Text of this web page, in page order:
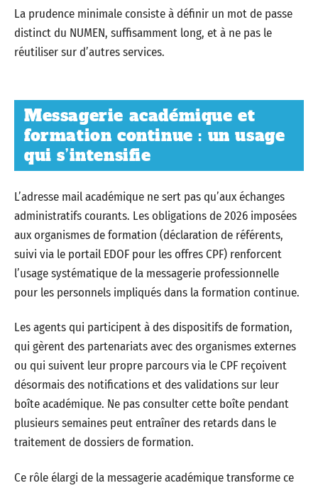
La prudence minimale consiste à définir un mot de passe
distinct du NUMEN, suffisamment long, et à ne pas le
réutiliser sur d’autres services.
Messagerie académique et
formation continue : un usage
qui s’intensifie
L’adresse mail académique ne sert pas qu’aux échanges
administratifs courants. Les obligations de 2026 imposées
aux organismes de formation (déclaration de référents,
suivi via le portail EDOF pour les offres CPF) renforcent
l’usage systématique de la messagerie professionnelle
pour les personnels impliqués dans la formation continue.
Les agents qui participent à des dispositifs de formation,
qui gèrent des partenariats avec des organismes externes
ou qui suivent leur propre parcours via le CPF reçoivent
désormais des notifications et des validations sur leur
boîte académique. Ne pas consulter cette boîte pendant
plusieurs semaines peut entraîner des retards dans le
traitement de dossiers de formation.
Ce rôle élargi de la messagerie académique transforme ce